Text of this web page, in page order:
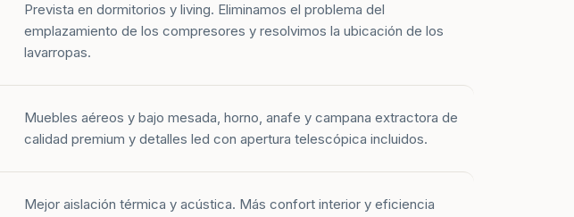
Prevista en dormitorios y living. Eliminamos el problema del
emplazamiento de los compresores y resolvimos la ubicación de los
lavarropas.
Muebles aéreos y bajo mesada, horno, anafe y campana extractora de
calidad premium y detalles led con apertura telescópica incluidos.
Mejor aislación térmica y acústica. Más confort interior y eficiencia